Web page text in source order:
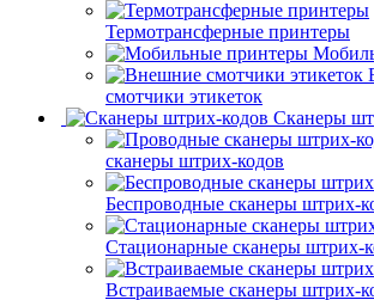
Термотрансферные принтеры
смотчики этикеток
Сканеры
сканеры штрих-кодов
Беспроводные сканеры штрих-
Стационарные сканеры штрих-
Встраиваемые сканеры штрих-